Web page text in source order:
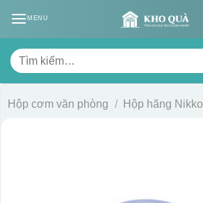
MENU
Tìm
kiếm:
Hộp cơm văn phòng / Hộp hãng Nikko